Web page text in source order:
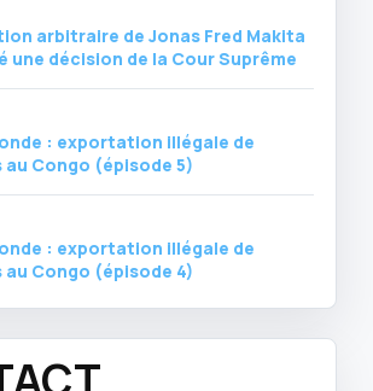
arbitraire de Jonas Fred Makita
une décision de la Cour Suprême
: exportation illégale de
au Congo (épisode 5)
: exportation illégale de
au Congo (épisode 4)